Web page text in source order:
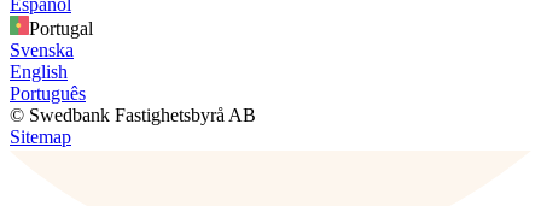
Español
Portugal
Svenska
English
Português
© Swedbank Fastighetsbyrå AB
Sitemap